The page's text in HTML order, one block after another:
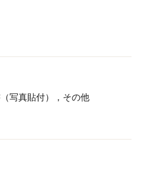
写真貼付），その他